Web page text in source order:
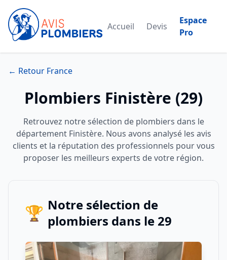
Accueil Devis
Espace
Pro
← Retour France
Plombiers Finistère (29)
Retrouvez notre sélection de plombiers dans le
département Finistère. Nous avons analysé les avis
clients et la réputation des professionnels pour vous
proposer les meilleurs experts de votre région.
🏆 Notre sélection de
plombiers dans le 29